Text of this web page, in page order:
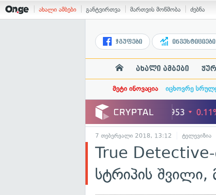
ახალი ამბები განტვირთვა მართვის მოწმობა ძებნა
ჯგუფები ინვესტიციები
ახალი ამბები
მეტი ინოვაცია იცხოვრე
7 თებერვალი 2018, 13:12 ტელევიზია
True Detective-
სტრიპის შვილი,